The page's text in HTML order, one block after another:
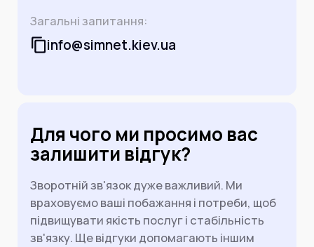
Загальні запитання:
info@simnet.kiev.ua
Для чого ми просимо вас
залишити відгук?
Зворотній зв'язок дуже важливий. Ми
враховуємо ваші побажання і потреби, щоб
підвищувати якість послуг і стабільність
зв'язку. Ще відгуки допомагають іншим